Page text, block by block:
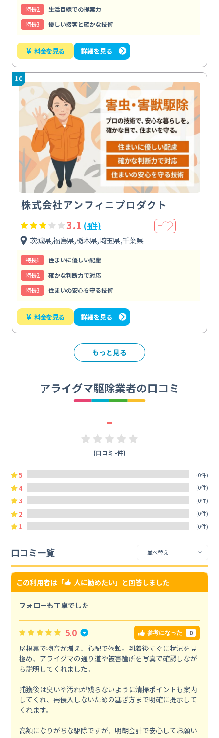
特⻑2
生活目線での提案力
特⻑3
優しい接客と確かな技術
¥ 料金を見る 詳細を見る
10
株式会社アンフィニプロダクト
3.1 (4件) ＋
茨城県,福島県,栃木県,埼玉県,千葉県
特⻑1
住まいに優しい配慮
特⻑2
確かな判断力で対応
特⻑3
住まいの安心を守る技術
¥ 料金を見る 詳細を見る
もっと見る
アライグマ駆除業者の口コミ
-
(口コミ -件)
5 (0件)
4 (0件)
3 (0件)
2 (0件)
1 (0件)
口コミ一覧
この利用者は「 人に勧めたい」と回答しました
フォローも丁寧でした
5.0 参考になった 0
屋根裏で物音が増え、心配で依頼。到着後すぐに状況を見
極め、アライグマの通り道や被害箇所を写真で確認しなが
ら説明してくれました。
捕獲後は臭いや汚れが残らないように清掃ポイントも案内
してくれ、再侵入しないための塞ぎ方まで明確に提示して
くれます。
高額になりがちな駆除ですが、明朗会計で安心してお願い